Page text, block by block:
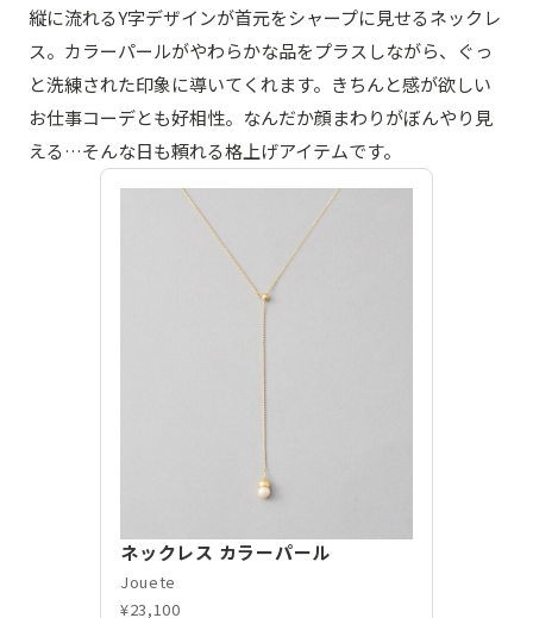
縦に流れるY字デザインが首元をシャープに見せるネックレ
ス。カラーパールがやわらかな品をプラスしながら、ぐっ
と洗練された印象に導いてくれます。きちんと感が欲しい
お仕事コーデとも好相性。なんだか顔まわりがぼんやり見
える…そんな日も頼れる格上げアイテムです。
ネックレス カラーパール
Jouete
¥23,100